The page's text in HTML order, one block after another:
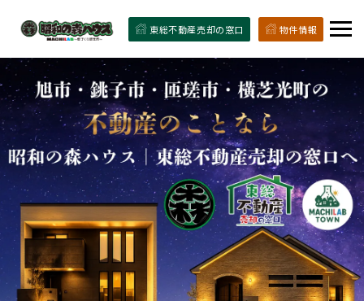
物件情報
東総不動産売却の窓口